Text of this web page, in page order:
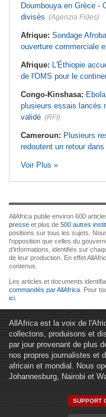
Doumbouya en Grèce -
divisés (Agenzia Fides)
Afrique: Sondage
ouverture commerciale
Afrique: L'Éthiopie
de l'OMS pour le
Congo-Kinshasa:
plusieurs essais lancés
validé (RFI)
Cameroun: Plusieurs
redoutent un retour
Voir Plus »
AllAfrica publie environ 600
presse et plus de 500 autres
positions sur tous les sujets.
l'opposition que celles du
d'informations, identifiés sur
de leur production. En effet
contenus.
Les articles et documents
commandés par AllAfrica . Pour
ici
AllAfrica est la voix de
collectons, produisons et
par jour provenant de plus
nos propres journalistes et
africain et mondial. Nous
Johannesburg, Nairobi et
SUPPORT